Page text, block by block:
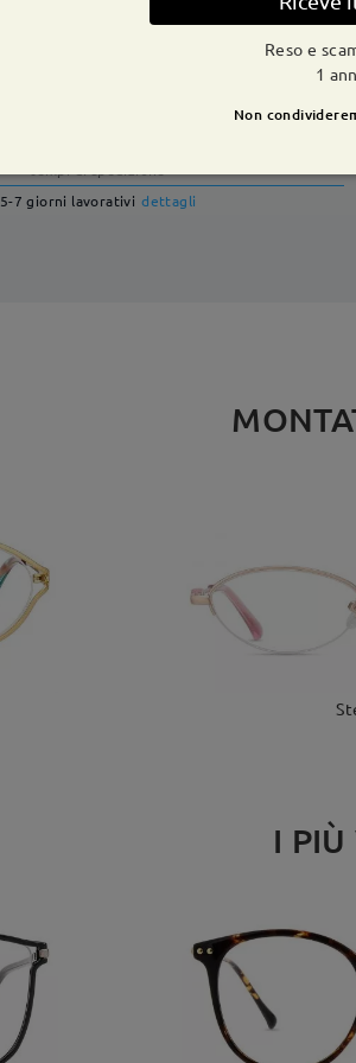
tempi di spedizione
5-7 giorni lavorativi dettagli
I PIÙ
Reso e
1
Non